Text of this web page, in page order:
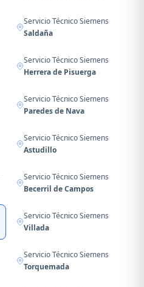
Servicio Técnico Siemens
Saldaña
Servicio Técnico Siemens
Herrera de Pisuerga
Servicio Técnico Siemens
Paredes de Nava
Servicio Técnico Siemens
Astudillo
Servicio Técnico Siemens
Becerril de Campos
Servicio Técnico Siemens
Villada
Servicio Técnico Siemens
Torquemada